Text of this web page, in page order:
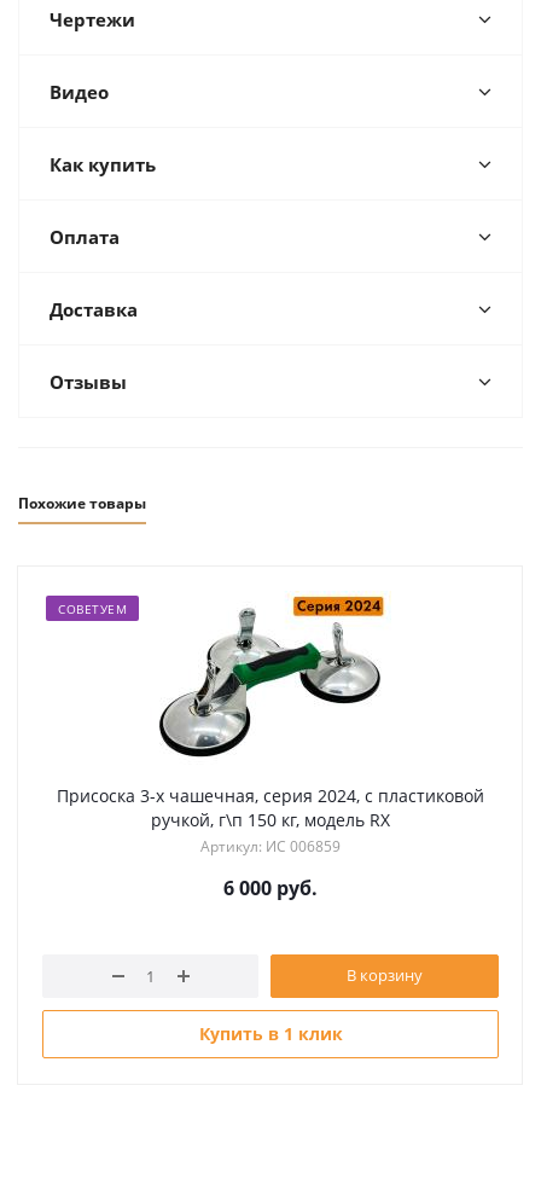
Чертежи
Видео
Как купить
Оплата
Доставка
Отзывы
Похожие товары
СОВЕТУЕМ
Присоска 3-х чашечная, серия 2024, с пластиковой
ручкой, г\п 150 кг, модель RX
Артикул: ИС 006859
6 000 руб.
В корзину
Купить в 1 клик